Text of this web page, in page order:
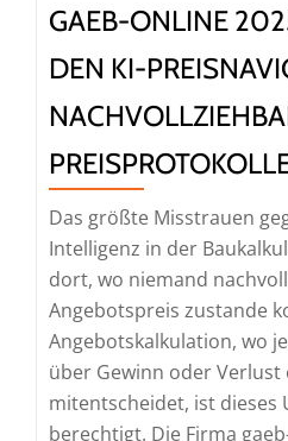
GAEB-ONLINE
DEN KI-
Das größte Misstrauen
Intelligenz in der
dort, wo niemand
Angebotspreis zustande
Angebotskalkulation, wo
über Gewinn oder Verlust
mitentscheidet, ist dieses
berechtigt. Die Firma